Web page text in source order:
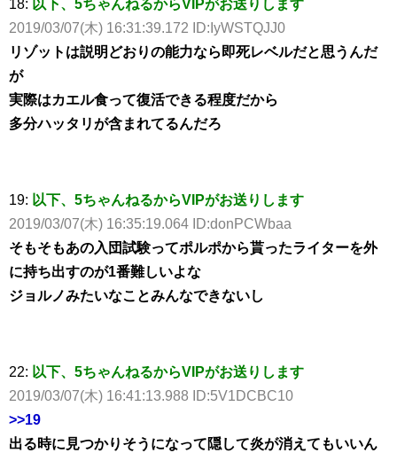
18: 以下、5ちゃんねるからVIPがお送りします
2019/03/07(木) 16:31:39.172 ID:IyWSTQJJ0
リゾットは説明どおりの能力なら即死レベルだと思うんだ
が
実際はカエル食って復活できる程度だから
多分ハッタリが含まれてるんだろ
19: 以下、5ちゃんねるからVIPがお送りします
2019/03/07(木) 16:35:19.064 ID:donPCWbaa
そもそもあの入団試験ってポルポから貰ったライターを外
に持ち出すのが1番難しいよな
ジョルノみたいなことみんなできないし
22: 以下、5ちゃんねるからVIPがお送りします
2019/03/07(木) 16:41:13.988 ID:5V1DCBC10
>>19
出る時に見つかりそうになって隠して炎が消えてもいいん